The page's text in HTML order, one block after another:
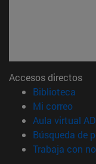
Accesos directos
Biblioteca
Mi correo(abre
Aula virtual
Búsqueda de
Trabaja con